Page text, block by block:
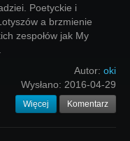
Poetyckie i
a brzmienie
zespołów jak My
Autor: oki
Wysłano: 2016-04-29
Więcej Komentarz